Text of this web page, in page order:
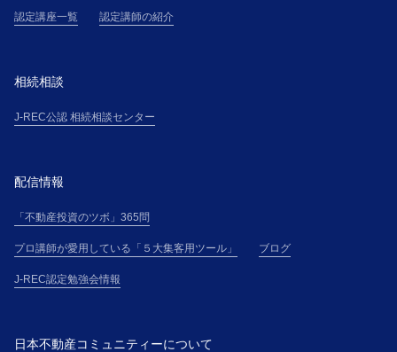
認定講座一覧 認定講師の紹介
相続相談
J-REC公認 相続相談センター
配信情報
「不動産投資のツボ」365問
プロ講師が愛用している「５大集客用ツール」 ブログ
J-REC認定勉強会情報
日本不動産コミュニティーについて